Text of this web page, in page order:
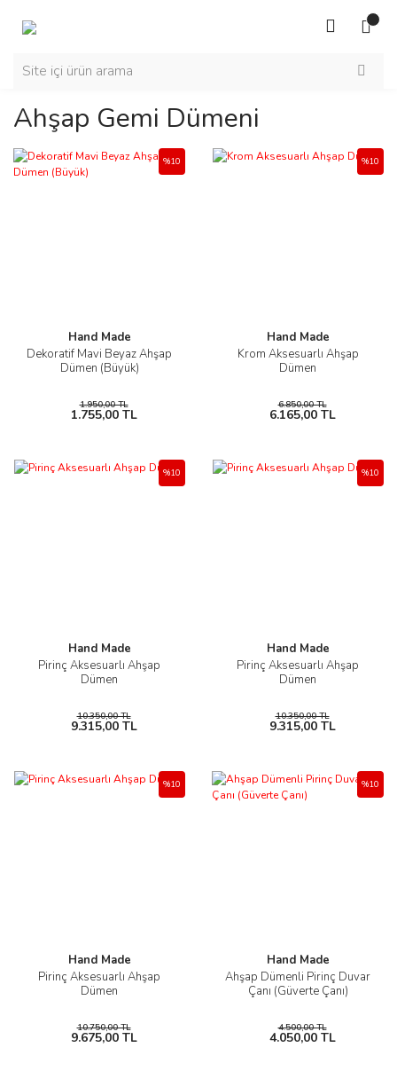
Ahşap Gemi Dümeni
Hand Made
Dekoratif Mavi Beyaz Ahşap
Dümen (Büyük)
%10
1.950,00 TL
1.755,00 TL
Hand Made
Krom Aksesuarlı Ahşap
Dümen
%10
6.850,00 TL
6.165,00 TL
Hand Made
Pirinç Aksesuarlı Ahşap
Dümen
%10
10.350,00 TL
9.315,00 TL
Hand Made
Pirinç Aksesuarlı Ahşap
Dümen
%10
10.350,00 TL
9.315,00 TL
Hand Made
Pirinç Aksesuarlı Ahşap
Dümen
%10
10.750,00 TL
9.675,00 TL
Hand Made
Ahşap Dümenli Pirinç Duvar
Çanı (Güverte Çanı)
%10
4.500,00 TL
4.050,00 TL